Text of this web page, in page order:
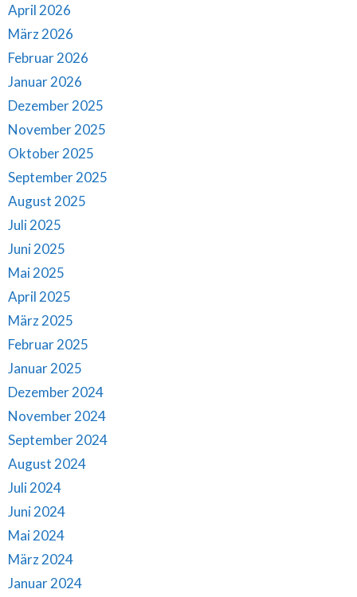
April 2026
März 2026
Februar 2026
Januar 2026
Dezember 2025
November 2025
Oktober 2025
September 2025
August 2025
Juli 2025
Juni 2025
Mai 2025
April 2025
März 2025
Februar 2025
Januar 2025
Dezember 2024
November 2024
September 2024
August 2024
Juli 2024
Juni 2024
Mai 2024
März 2024
Januar 2024